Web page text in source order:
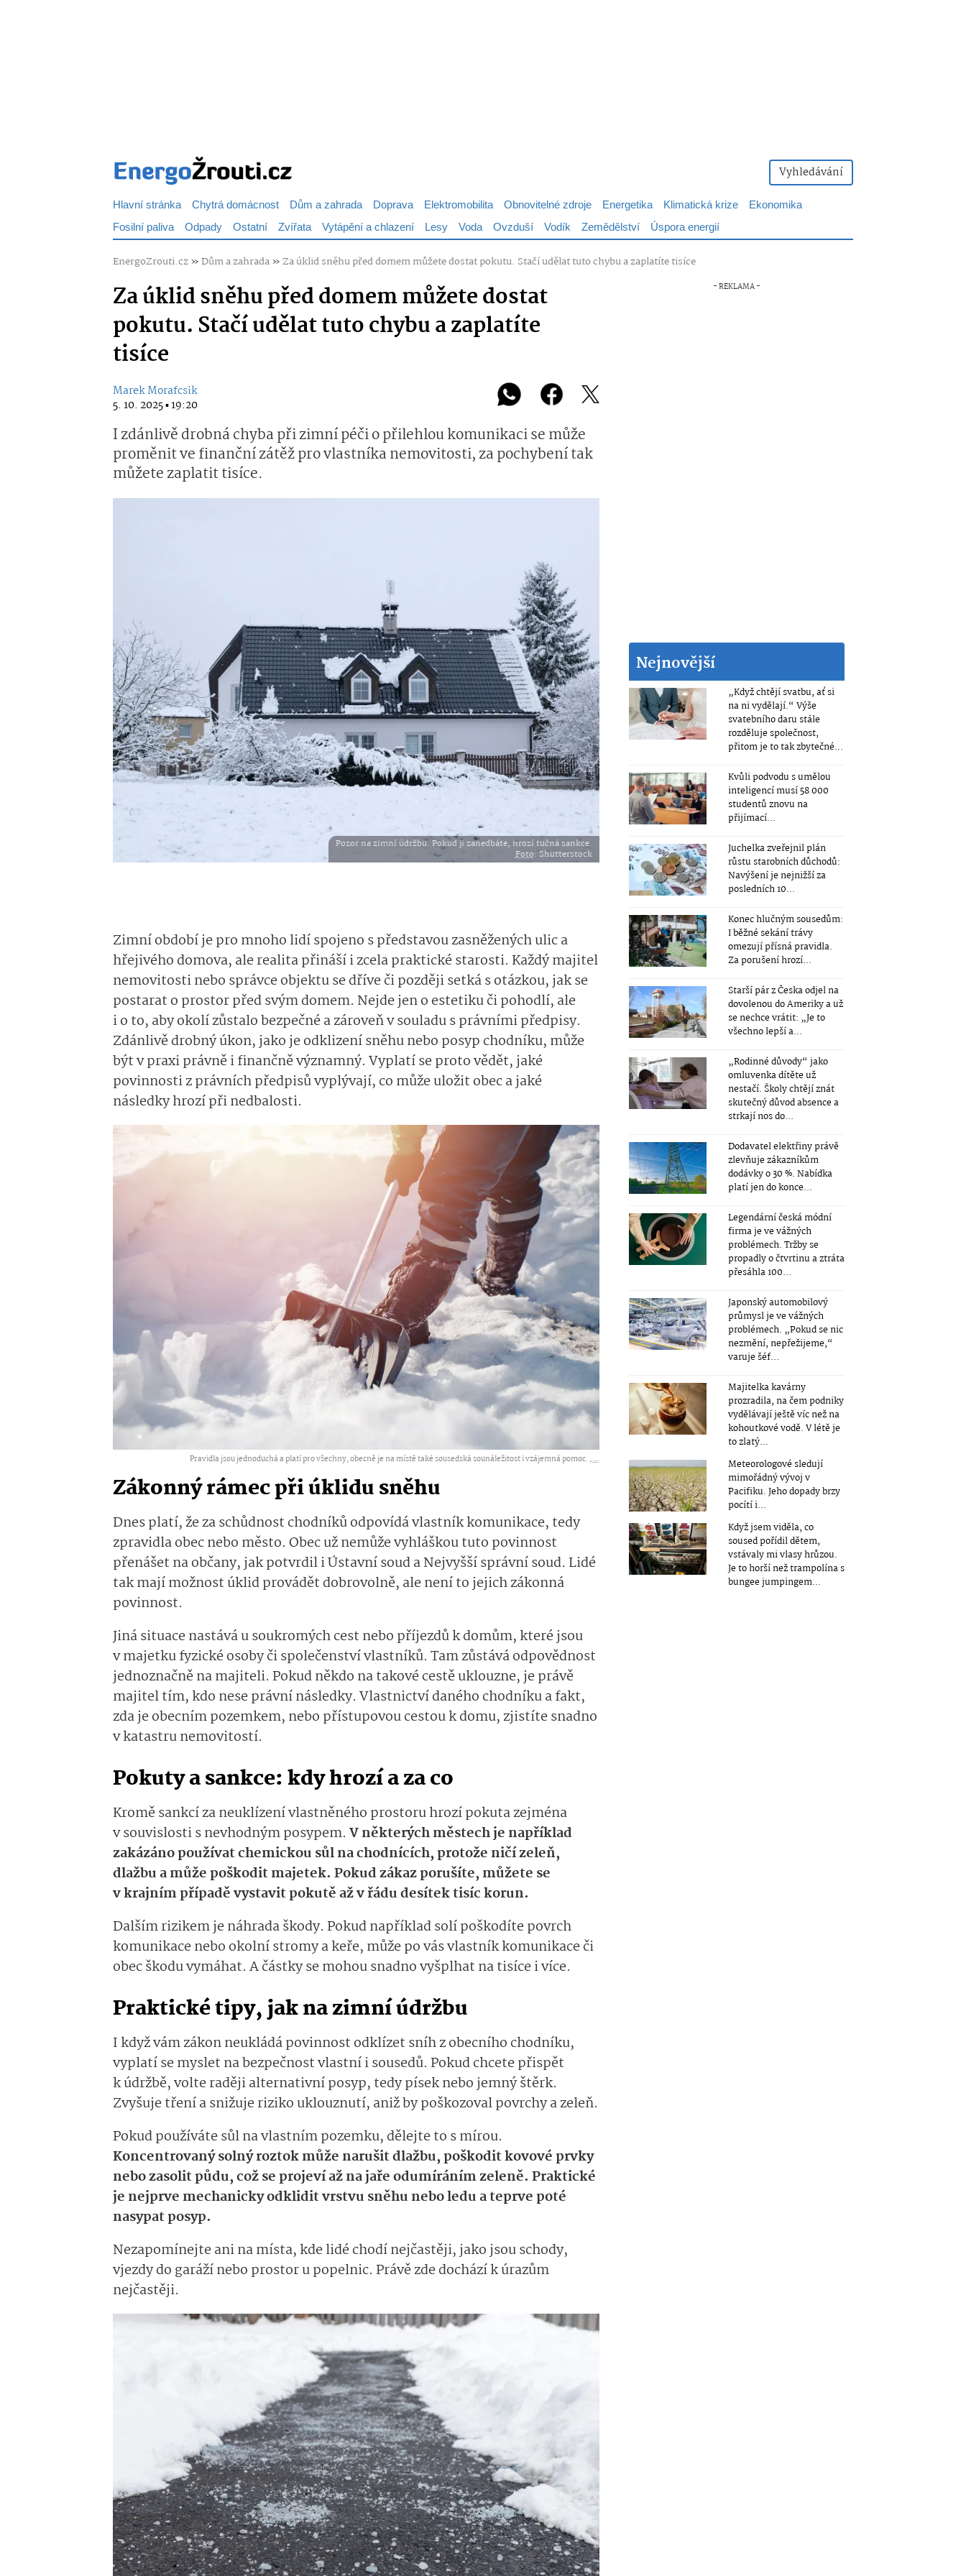
Vyhledávání
Hlavní stránka Chytrá domácnost Dům a zahrada Doprava Elektromobilita Obnovitelné zdroje Energetika Klimatická krize
Ekonomika
Fosilní paliva Odpady Ostatní Zvířata Vytápění a chlazení Lesy Voda Ovzduší Vodík Zemědělství Úspora energií
EnergoZrouti.cz»Dům a zahrada»Za úklid sněhu před domem můžete dostat pokutu. Stačí udělat tuto chybu a zaplatíte tisíce
Za úklid sněhu před domem můžete dostat
pokutu. Stačí udělat tuto chybu a zaplatíte
tisíce
Marek Morafcsik
5. 10. 2025 ▪ 19:20
I zdánlivě drobná chyba při zimní péči o přilehlou komunikaci se může
proměnit ve finanční zátěž pro vlastníka nemovitosti, za pochybení tak
můžete zaplatit tisíce.
Pozor na zimní údržbu. Pokud ji zanedbáte, hrozí tučná sankce.
Foto: Shutterstock
Zimní období je pro mnoho lidí spojeno s představou zasněžených ulic a
hřejivého domova, ale realita přináší i zcela praktické starosti. Každý majitel
nemovitosti nebo správce objektu se dříve či později setká s otázkou, jak se
postarat o prostor před svým domem. Nejde jen o estetiku či pohodlí, ale
i o to, aby okolí zůstalo bezpečné a zároveň v souladu s právními předpisy.
Zdánlivě drobný úkon, jako je odklizení sněhu nebo posyp chodníku, může
být v praxi právně i finančně významný. Vyplatí se proto vědět, jaké
povinnosti z právních předpisů vyplývají, co může uložit obec a jaké
následky hrozí při nedbalosti.
Pravidla jsou jednoduchá a platí pro všechny, obecně je na místě také sousedská sounáležitost i vzájemná pomoc. ,...
Zákonný rámec při úklidu sněhu
Dnes platí, že za schůdnost chodníků odpovídá vlastník komunikace, tedy
zpravidla obec nebo město. Obec už nemůže vyhláškou tuto povinnost
přenášet na občany, jak potvrdil i Ústavní soud a Nejvyšší správní soud. Lidé
tak mají možnost úklid provádět dobrovolně, ale není to jejich zákonná
povinnost.
Jiná situace nastává u soukromých cest nebo příjezdů k domům, které jsou
v majetku fyzické osoby či společenství vlastníků. Tam zůstává odpovědnost
jednoznačně na majiteli. Pokud někdo na takové cestě uklouzne, je právě
majitel tím, kdo nese právní následky. Vlastnictví daného chodníku a fakt,
zda je obecním pozemkem, nebo přístupovou cestou k domu, zjistíte snadno
v katastru nemovitostí.
Pokuty a sankce: kdy hrozí a za co
Kromě sankcí za neuklízení vlastněného prostoru hrozí pokuta zejména
v souvislosti s nevhodným posypem. V některých městech je například
zakázáno používat chemickou sůl na chodnících, protože ničí zeleň,
dlažbu a může poškodit majetek. Pokud zákaz porušíte, můžete se
v krajním případě vystavit pokutě až v řádu desítek tisíc korun.
Dalším rizikem je náhrada škody. Pokud například solí poškodíte povrch
komunikace nebo okolní stromy a keře, může po vás vlastník komunikace či
obec škodu vymáhat. A částky se mohou snadno vyšplhat na tisíce i více.
Praktické tipy, jak na zimní údržbu
I když vám zákon neukládá povinnost odklízet sníh z obecního chodníku,
vyplatí se myslet na bezpečnost vlastní i sousedů. Pokud chcete přispět
k údržbě, volte raději alternativní posyp, tedy písek nebo jemný štěrk.
Zvyšuje tření a snižuje riziko uklouznutí, aniž by poškozoval povrchy a zeleň.
Pokud používáte sůl na vlastním pozemku, dělejte to s mírou.
Koncentrovaný solný roztok může narušit dlažbu, poškodit kovové prvky
nebo zasolit půdu, což se projeví až na jaře odumíráním zeleně. Praktické
je nejprve mechanicky odklidit vrstvu sněhu nebo ledu a teprve poté
nasypat posyp.
Nezapomínejte ani na místa, kde lidé chodí nejčastěji, jako jsou schody,
vjezdy do garáží nebo prostor u popelnic. Právě zde dochází k úrazům
nejčastěji.
Nejnovější
„Když chtějí svatbu, ať si
na ni vydělají.“ Výše
svatebního daru stále
rozděluje společnost,
přitom je to tak zbytečné...
Kvůli podvodu s umělou
inteligencí musí 58 000
studentů znovu na
přijímací...
Juchelka zveřejnil plán
růstu starobních důchodů:
Navýšení je nejnižší za
posledních 10...
Konec hlučným sousedům:
I běžné sekání trávy
omezují přísná pravidla.
Za porušení hrozí...
Starší pár z Česka odjel na
dovolenou do Ameriky a už
se nechce vrátit: „Je to
všechno lepší a...
„Rodinné důvody“ jako
omluvenka dítěte už
nestačí. Školy chtějí znát
skutečný důvod absence a
strkají nos do...
Dodavatel elektřiny právě
zlevňuje zákazníkům
dodávky o 30 %. Nabídka
platí jen do konce...
Legendární česká módní
firma je ve vážných
problémech. Tržby se
propadly o čtvrtinu a ztráta
přesáhla 100...
Japonský automobilový
průmysl je ve vážných
problémech. „Pokud se nic
nezmění, nepřežijeme,“
varuje šéf...
Majitelka kavárny
prozradila, na čem podniky
vydělávají ještě víc než na
kohoutkové vodě. V létě je
to zlatý...
Meteorologové sledují
mimořádný vývoj v
Pacifiku. Jeho dopady brzy
pocítí i...
Když jsem viděla, co
soused pořídil dětem,
vstávaly mi vlasy hrůzou.
Je to horší než trampolína s
bungee jumpingem...